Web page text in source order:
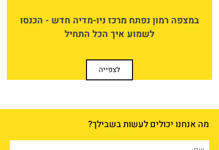
במצפה רמון נפתח מרכז ניו-מדיה חדש - הכנסו
לשמוע איך הכל התחיל
לצפייה
מה אנחנו יכולים לעשות בשבילך?